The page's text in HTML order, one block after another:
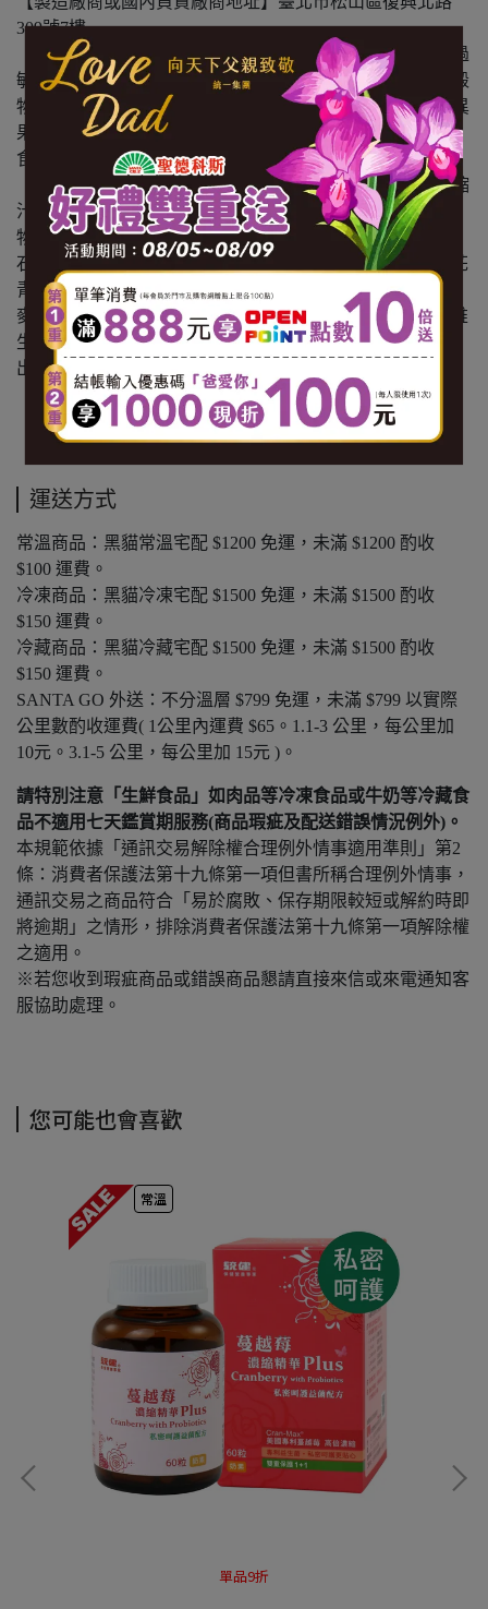
309號7樓
【食物過敏原標示】本產品含魚類及其製品，不適合對其過
敏體質者食用。本產品與其他含有芒果、花生、含麩質之穀
物、堅果、蕎麥、芹菜、螺貝類、大豆、魚、甲殼類、奇異
果、奶類、芝麻種子、蛋及其製品的產品於同一工廠生產，
食物過敏者請留意。
【內容物成份】水、魚膠原蛋白、紅葡萄濃縮汁、蘋果濃縮
汁、蔓越莓濃縮汁、麩胺酸發酵物(含GABA)(麩胺酸發酵
物、氧化澱粉)、檸檬酸、蠶絲蛋白(蠶絲蛋白、樹薯糊精)、
石榴萃取物(石榴萃取物、麥芽糊精)、葡萄籽萃取物(含前花
青素)、葡萄萃取物(含白藜蘆醇)、血橙萃取物(血橙萃取、
麥芽糊精)、昭和草萃取物(昭和草萃取、糊精)、茶胺酸、維
生素C、蒟蒻粉、玄米萃取物(含神經醯胺)(玉米糊精、米抽
出物)
【內容量(重量)】8入/盒*3盒
【保存期限(總效期)】720天
運送方式
常溫商品：黑貓常溫宅配 $1200 免運，未滿 $1200 酌收
$100 運費。
冷凍商品：黑貓冷凍宅配 $1500 免運，未滿 $1500 酌收
$150 運費。
冷藏商品：黑貓冷藏宅配 $1500 免運，未滿 $1500 酌收
$150 運費。
SANTA GO 外送：不分溫層 $799 免運，未滿 $799 以實際
公里數酌收運費( 1公里內運費 $65。1.1-3 公里，每公里加
10元。3.1-5 公里，每公里加 15元 )。
請特別注意「生鮮食品」如肉品等冷凍食品或牛奶等冷藏食
品不適用七天鑑賞期服務(商品瑕疵及配送錯誤情況例外)。
本規範依據「通訊交易解除權合理例外情事適用準則」第2
條：消費者保護法第十九條第一項但書所稱合理例外情事，
通訊交易之商品符合「易於腐敗、保存期限較短或解約時即
將逾期」之情形，排除消費者保護法第十九條第一項解除權
之適用。
※若您收到瑕疵商品或錯誤商品懇請直接來信或來電通知客
服協助處理。
您可能也會喜歡
常溫
單品9折